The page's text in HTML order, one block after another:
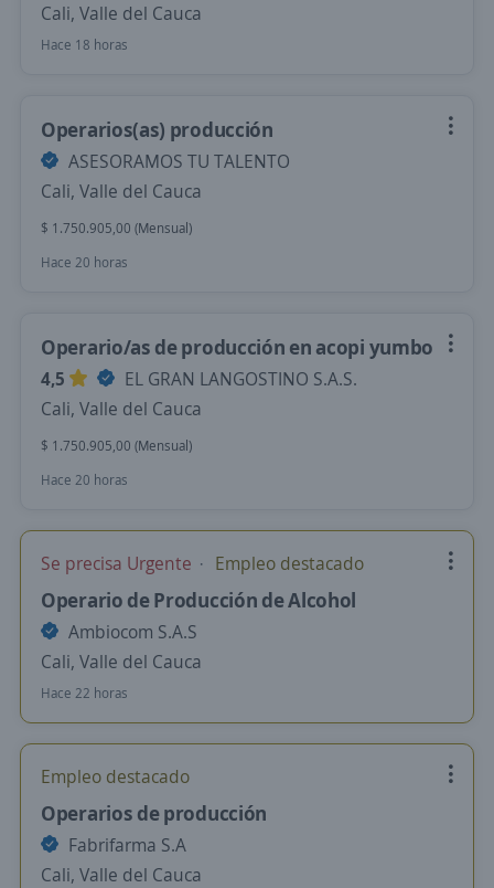
Cali, Valle del Cauca
Hace 18 horas
Operarios(as) producción
ASESORAMOS TU TALENTO
Cali, Valle del Cauca
$ 1.750.905,00 (Mensual)
Hace 20 horas
Operario/as de producción en acopi yumbo
4,5
EL GRAN LANGOSTINO S.A.S.
Cali, Valle del Cauca
$ 1.750.905,00 (Mensual)
Hace 20 horas
Se precisa Urgente Empleo destacado
Operario de Producción de Alcohol
Ambiocom S.A.S
Cali, Valle del Cauca
Hace 22 horas
Empleo destacado
Operarios de producción
Fabrifarma S.A
Cali, Valle del Cauca